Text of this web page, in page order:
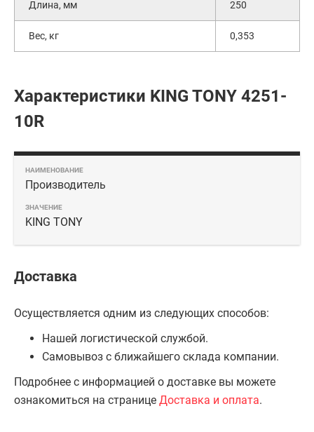
Длина, мм 250
Вес, кг 0,353
Характеристики KING TONY 4251-
10R
Производитель
KING TONY
Доставка
Осуществляется одним из следующих способов:
Нашей логистической службой.
Самовывоз с ближайшего склада компании.
Подробнее с информацией о доставке вы можете
ознакомиться на странице Доставка и оплата.